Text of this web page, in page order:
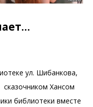
ул. Шибанкова,
Хансом
библиотеки вместе